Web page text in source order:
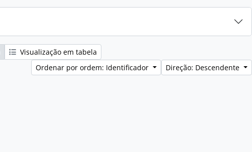
Visualização em tabela
Ordenar por ordem: Identificador
Direção: Descendente